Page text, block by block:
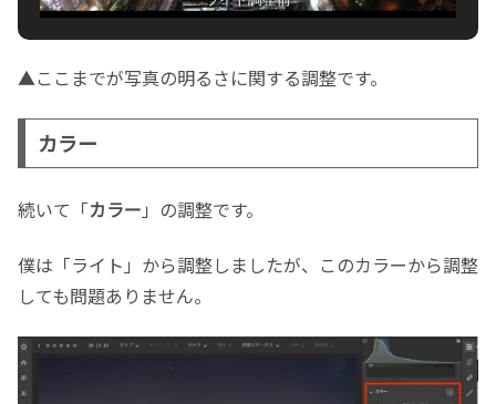
▲ここまでが写真の明るさに関する調整です。
カラー
続いて「カラー 」の調整です。
僕は「ライト」から調整しましたが、このカラーから調整
しても問題ありません。